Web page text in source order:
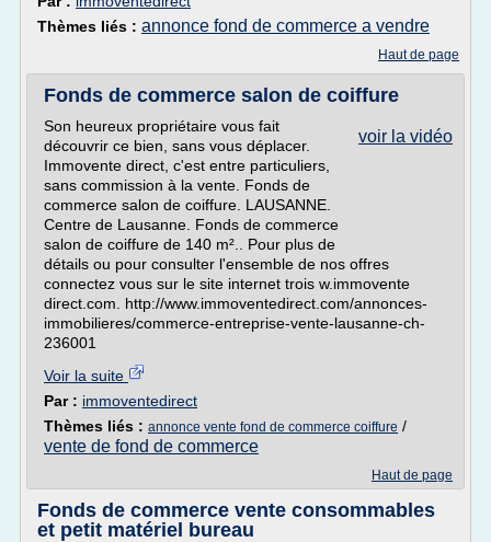
Thèmes liés : annonce fond de commerce a vendre
Haut de page
Fonds de commerce salon de coiffure
voir la vidéo
Son heureux propriétaire vous fait
découvrir ce bien, sans vous déplacer.
Immovente direct, c'est entre particuliers,
sans commission à la vente. Fonds de
commerce salon de coiffure. LAUSANNE.
Centre de Lausanne. Fonds de commerce
salon de coiffure de 140 m².. Pour plus de
détails ou pour consulter l'ensemble de nos offres
connectez vous sur le site internet trois w.immovente
direct.com. http://www.immoventedirect.com/annonces-
immobilieres/commerce-entreprise-vente-lausanne-ch-
236001
Voir la suite
Par : immoventedirect
Thèmes liés : annonce vente fond de commerce coiffure /
vente de fond de commerce
Haut de page
Fonds de commerce vente consommables
et petit matériel bureau